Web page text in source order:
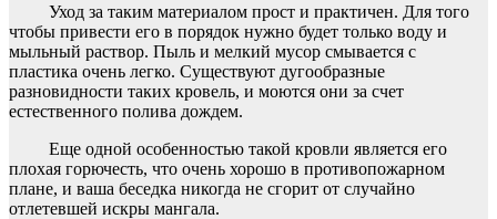
Уход за таким материалом прост и практичен. Для того
чтобы привести его в порядок нужно будет только воду и
мыльный раствор. Пыль и мелкий мусор смывается с
пластика очень легко. Существуют дугообразные
разновидности таких кровель, и моются они за счет
естественного полива дождем.
Еще одной особенностью такой кровли является его
плохая горючесть, что очень хорошо в противопожарном
плане, и ваша беседка никогда не сгорит от случайно
отлетевшей искры мангала.